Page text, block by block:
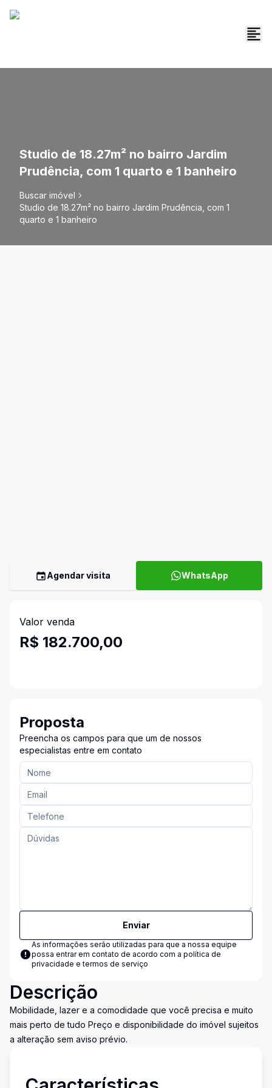
Studio de 18.27m² no bairro Jardim
Prudência, com 1 quarto e 1 banheiro
Buscar imóvel
Studio de 18.27m² no bairro Jardim Prudência, com 1
quarto e 1 banheiro
Agendar visita WhatsApp
Valor venda
R$ 182.700,00
Proposta
Preencha os campos para que um de nossos
especialistas entre em contato
Enviar
As informações serão utilizadas para que a nossa equipe
possa entrar em contato de acordo com a política de
privacidade e termos de serviço
Descrição
Mobilidade, lazer e a comodidade que você precisa e muito
mais perto de tudo Preço e disponibilidade do imóvel sujeitos
a alteração sem aviso prévio.